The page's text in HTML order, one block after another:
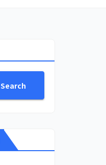
Search